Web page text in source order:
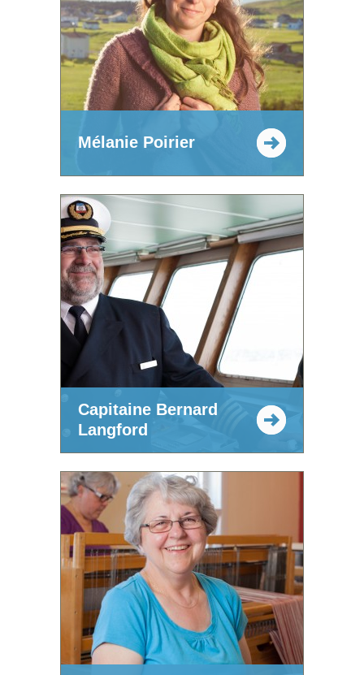
Mélanie Poirier
Capitaine Bernard
Langford